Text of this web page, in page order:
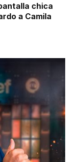
chica
a Camila